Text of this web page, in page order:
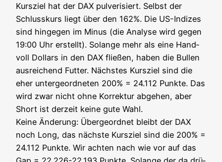
Kurs­ziel hat der DAX pul­ve­ri­siert. Selbst der
Schluss­kurs liegt über den 162%. Die US-Indi­zes
sind hin­ge­gen im Minus (die Ana­ly­se wird gegen
19:00 Uhr erstellt). Solan­ge mehr als eine Hand­
voll Dol­lars in den DAX flie­ßen, haben die Bul­len
aus­rei­chend Fut­ter. Nächs­tes Kurs­ziel sind die
eher unter­ge­ord­ne­ten 200% = 24.112 Punk­te. Das
wird zwar nicht ohne Kor­rek­tur abge­hen, aber
Short ist der­zeit kei­ne gute Wahl.
Kei­ne Ände­rung: Über­ge­ord­net bleibt der DAX
noch Long, das nächs­te Kurs­ziel sind die 200% =
24.112 Punk­te. Wir ach­ten nach wie vor auf das